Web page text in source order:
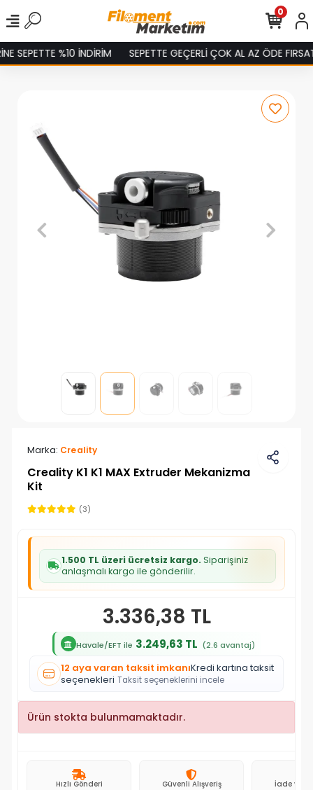
%10 İNDİRİM SEPETTE GEÇERLİ ÇOK AL AZ ÖDE
0
Marka: Creality
Creality K1 K1 MAX Extruder Mekanizma
Kit
(3)
1.500 TL üzeri ücretsiz kargo. Siparişiniz
anlaşmalı kargo ile gönderilir.
3.336,38 TL
Havale/EFT ile 3.249,63 TL (2.6 avantaj)
12 aya varan taksit imkanıKredi kartına taksit
seçenekleri Taksit seçeneklerini incele
Ürün stokta bulunmamaktadır.
Hızlı Gönderi Güvenli Alışveriş İade ve